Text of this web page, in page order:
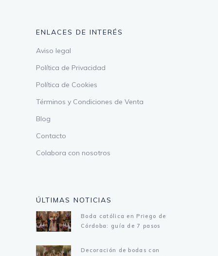
ENLACES DE INTERÉS
Aviso legal
Política de Privacidad
Política de Cookies
Términos y Condiciones de Venta
Blog
Contacto
Colabora con nosotros
ÚLTIMAS NOTICIAS
Boda católica en Priego de
Córdoba: guía de 7 pasos
Decoración de bodas con